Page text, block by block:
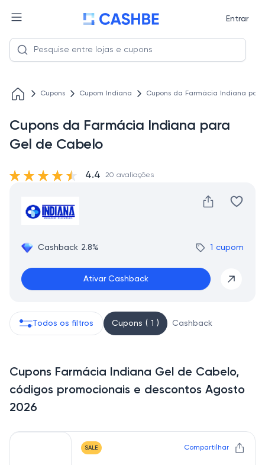
Entrar
Cupons Cupom Indiana Cupons da Farmácia Indiana
Cupons da Farmácia Indiana para
Gel de Cabelo
Cashback 2.8% 1 cupom
Ativar Cashback
4.4 20 avaliações
Todos os filtros Cupons ( 1 ) Cashback
Cupons Farmácia Indiana Gel de Cabelo,
códigos promocionais e descontos Agosto
2026
SALE Compartilhar